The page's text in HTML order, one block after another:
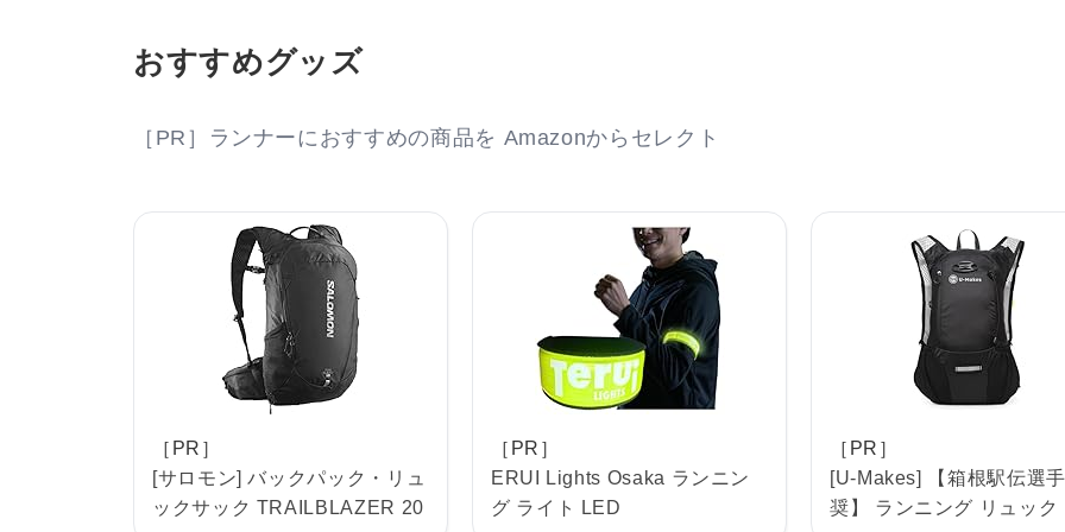
おすすめグッズ
［PR］ランナーにおすすめの商品を Amazonからセレクト
［PR］
[サロモン] バックパック・リュ
ックサック TRAILBLAZER 20
［PR］
ERUI Lights Osaka ランニン
グ ライト LED
［PR］
[U-Makes] 【箱根駅伝選
奨】 ランニング リュック